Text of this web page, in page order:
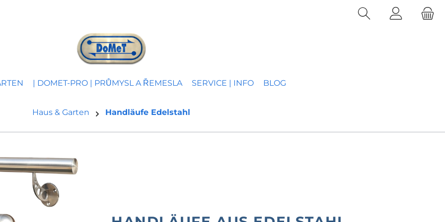
| DOMET-PRO | PRŮMYSL A ŘEMESLA SERVICE | INFO BLOG
Haus & Garten Handläufe Edelstahl